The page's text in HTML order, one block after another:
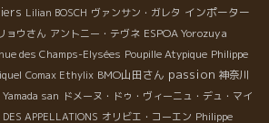
Lilian BOSCH ヴァンサン・ガレタ インポーター
ョウさん アントニー・テヴネ ESPOA Yorozuya
des Champs-Elysées Poupille Atypique Philippe
Comax Ethylix BMO山田さん passion 神奈川
Yamada san ドメーヌ・ドゥ・ヴィーニュ・デュ・マイ
APPELLATIONS オリビエ・コーエン Philippe